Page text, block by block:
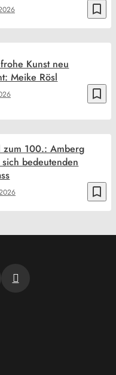
bookmark_border
bookmark_border
Kunst neu
Meike Rösl
bookmark_border
zum 100.: Amberg
bedeutenden